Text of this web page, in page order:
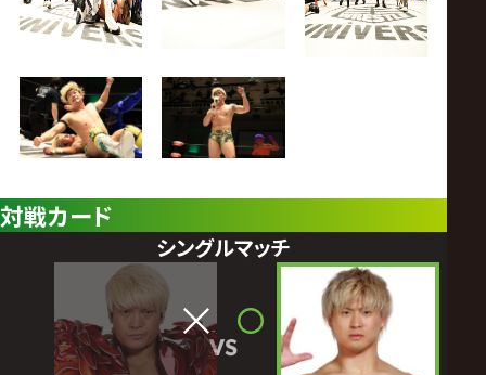
対戦カード
シングルマッチ
VS